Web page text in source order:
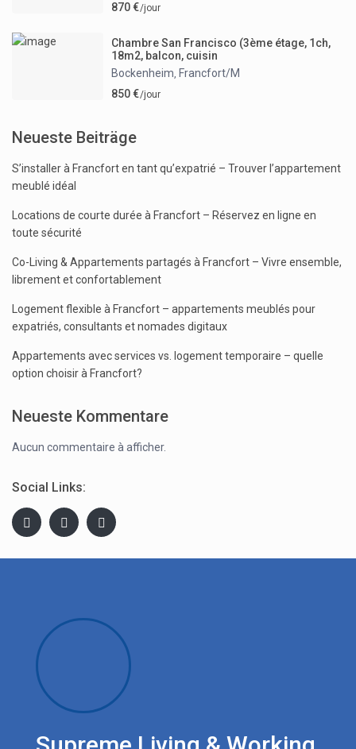
870 €/jour
Chambre San Francisco (3ème étage, 1ch,
18m2, balcon, cuisin
Bockenheim, Francfort/M
850 €/jour
Neueste Beiträge
S’installer à Francfort en tant qu’expatrié – Trouver l’appartement
meublé idéal
Locations de courte durée à Francfort – Réservez en ligne en
toute sécurité
Co-Living & Appartements partagés à Francfort – Vivre ensemble,
librement et confortablement
Logement flexible à Francfort – appartements meublés pour
expatriés, consultants et nomades digitaux
Appartements avec services vs. logement temporaire – quelle
option choisir à Francfort?
Neueste Kommentare
Aucun commentaire à afficher.
Social Links: